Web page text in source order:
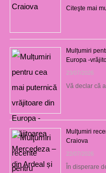
Citeşte mai
Mulțumiri
Europa -
23/07/2026
Vă declar că
Mulţumiri
Craiova
22/07/2026
În disperare